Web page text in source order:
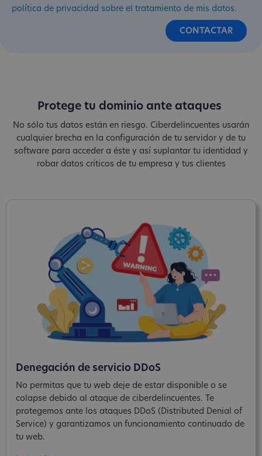
política de privacidad sobre el tratamiento de mis datos.
Protege tu dominio ante ataques
No sólo tus datos están en riesgo. Ciberdelincuentes usarán
cualquier brecha en la configuración de tu servidor y de tu
software para acceder a éste y así suplantar tu identidad y
robar datos críticos de tu empresa y tus clientes
Denegación de servicio DDoS
No permitas que tu web deje de estar disponible o se
colapse debido al ataque de ciberdelincuentes. Te
protegemos ante los ataques DDoS (Distributed Denial of
Service) y garantizamos un funcionamiento continuado de
tu web.